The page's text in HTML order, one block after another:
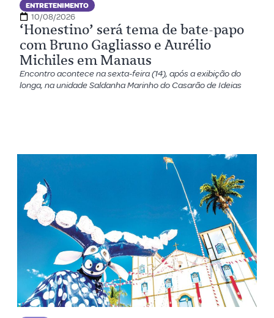
ENTRETENIMENTO
10/08/2026
‘Honestino’ será tema de bate-papo
com Bruno Gagliasso e Aurélio
Michiles em Manaus
Encontro acontece na sexta-feira (14), após a exibição do
longa, na unidade Saldanha Marinho do Casarão de Ideias